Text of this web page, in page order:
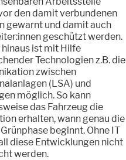
den damit verbundenen
gewarnt und damit auch
geschützt werden.
ist mit Hilfe
Technologien z.B. die
zwischen
(LSA) und
möglich. So kann
das Fahrzeug die
erhalten, wann genau die
beginnt. Ohne IT
diese Entwicklungen nicht
werden.